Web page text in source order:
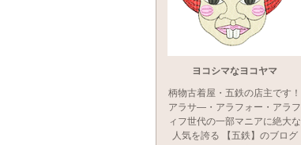
ヨコシマなヨコヤマ
柄物古着屋・五鉄の店主です！
アラサ―・アラフォー・アラフ
ィフ世代の一部マニアに絶大な
人気を誇る 【五鉄】のブログ